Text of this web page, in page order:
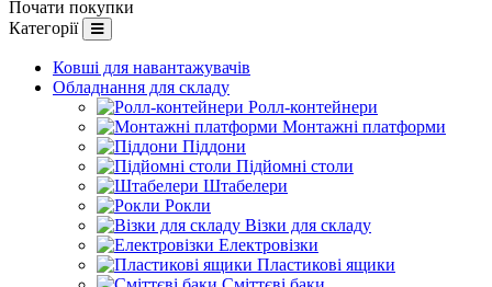
Почати покупки
Категорії
Ковші для навантажувачів
Обладнання для складу
Ролл-контейнери
Монтажні платформи
Піддони
Підйомні столи
Штабелери
Рокли
Візки для складу
Електровізки
Пластикові ящики